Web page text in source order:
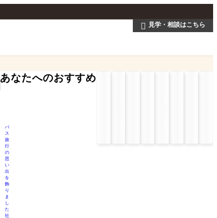
 見学・相談はこちら
バ
ス
旅
行
の
思
い
出
を
飾
り
ま
し
た
社
あなたへのおすすめ